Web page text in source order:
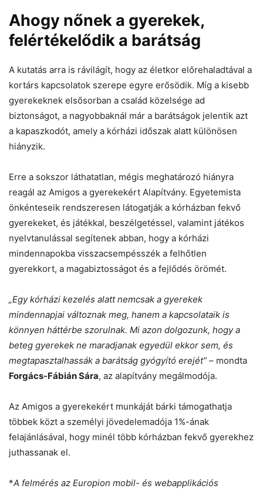
Ahogy nőnek a gyerekek,
felértékelődik a barátság
A kutatás arra is rávilágít, hogy az életkor előrehaladtával a
kortárs kapcsolatok szerepe egyre erősödik. Míg a kisebb
gyerekeknek elsősorban a család közelsége ad
biztonságot, a nagyobbaknál már a barátságok jelentik azt
a kapaszkodót, amely a kórházi időszak alatt különösen
hiányzik.
Erre a sokszor láthatatlan, mégis meghatározó hiányra
reagál az Amigos a gyerekekért Alapítvány. Egyetemista
önkénteseik rendszeresen látogatják a kórházban fekvő
gyerekeket, és játékkal, beszélgetéssel, valamint játékos
nyelvtanulással segítenek abban, hogy a kórházi
mindennapokba visszacsempésszék a felhőtlen
gyerekkort, a magabiztosságot és a fejlődés örömét.
„Egy kórházi kezelés alatt nemcsak a gyerekek
mindennapjai változnak meg, hanem a kapcsolataik is
könnyen háttérbe szorulnak. Mi azon dolgozunk, hogy a
beteg gyerekek ne maradjanak egyedül ekkor sem, és
megtapasztalhassák a barátság gyógyító erejét” – mondta
Forgács-Fábián Sára, az alapítvány megálmodója.
Az Amigos a gyerekekért munkáját bárki támogathatja
többek közt a személyi jövedelemadója 1%-ának
felajánlásával, hogy minél több kórházban fekvő gyerekhez
juthassanak el.
*A felmérés az Europion mobil- és webapplikációs